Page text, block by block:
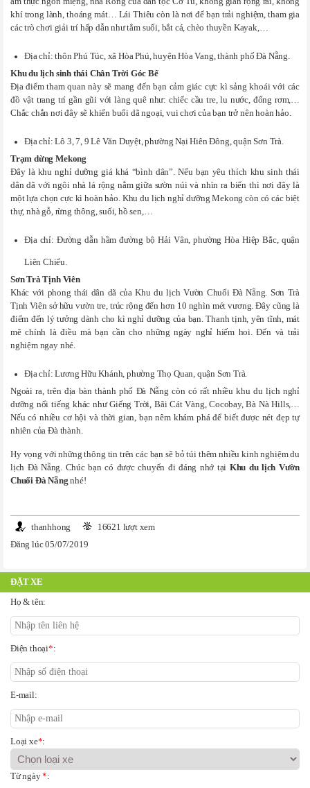
khí trong lành, thoáng mát… Lái Thiêu còn là nơi để bạn trải nghiệm, tham gia
các trò chơi giải trí hấp dẫn như tắm suối, bắt cá, chèo thuyền Kayak,…
Địa chỉ: thôn Phú Túc, xã Hòa Phú, huyện Hòa Vang, thành phố Đà Nẵng.
Khu du lịch sinh thái Chân Trời Góc Bể
Địa điểm tham quan này sẽ mang đến bạn cảm giác cực kì sảng khoái với các
đồ vật trang trí gần gũi với làng quê như: chiếc cầu tre, lu nước, đống rơm,…
Chắc chắn nơi đây sẽ khiến buổi dã ngoại, vui chơi của bạn trở nên hoàn hảo.
Địa chỉ: Lô 3, 7, 9 Lê Văn Duyệt, phường Nại Hiên Đông, quận Sơn Trà.
Trạm dừng Mekong
Đây là khu nghỉ dưỡng giá khá “bình dân”. Nếu bạn yêu thích khu sinh thái
dân dã với ngôi nhà lá rộng nằm giữa sườn núi và nhìn ra biển thì nơi đây là
một lựa chọn cực kì hoàn hảo. Khu du lịch nghỉ dưỡng Mekong còn có các biệt
thự, nhà gỗ, rừng thông, suối, hồ sen,…
Địa chỉ: Đường dẫn hầm đường bộ Hải Vân, phường Hòa Hiệp Bắc, quận
Liên Chiểu.
Sơn Trà Tịnh Viên
Khác với phong thái dân dã của Khu du lịch Vườn Chuối Đà Nẵng. Sơn Trà
Tịnh Viên sở hữu vườn tre, trúc rộng đến hơn 10 nghìn mét vương. Đây cũng là
điểm đến lý tưởng dành cho kì nghỉ dưỡng của bạn. Thanh tịnh, yên tĩnh, mát
mẽ chính là điều mà bạn cần cho những ngày nghỉ hiếm hoi. Đến và trải
nghiệm ngay nhé.
Địa chỉ: Lương Hữu Khánh, phường Thọ Quan, quận Sơn Trà.
Ngoài ra, trên địa bàn thành phố Đà Nẵng còn có rất nhiều khu du lịch nghỉ
dưỡng nổi tiếng khác như Giếng Trời, Bãi Cát Vàng, Cocobay, Bà Nà Hills,…
Nếu có nhiều cơ hội và thời gian, bạn nêm khám phá để biết được nét đẹp tự
nhiên của Đà thành.
Hy vọng với những thông tin trên các bạn sẽ bỏ túi thêm nhiều kinh nghiệm du
lịch Đà Nẵng. Chúc bạn có được chuyến đi đáng nhớ tại Khu du lịch Vườn
Chuối Đà Nẵng nhé!
thanhhong
16621 lượt xem
Đăng lúc 05/07/2019
ĐẶT XE
Họ & tên:
Điện thoại*:
E-mail:
Loại xe*:
Từ ngày*: